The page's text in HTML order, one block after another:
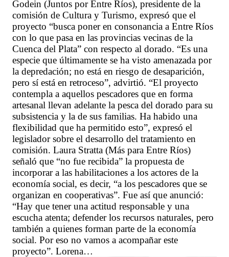
Godein (Juntos por Entre Ríos), presidente de la
comisión de Cultura y Turismo, expresó que el
proyecto “busca poner en consonancia a Entre Ríos
con lo que pasa en las provincias vecinas de la
Cuenca del Plata” con respecto al dorado. “Es una
especie que últimamente se ha visto amenazada por
la depredación; no está en riesgo de desaparición,
pero sí está en retroceso”, advirtió. “El proyecto
contempla a aquellos pescadores que en forma
artesanal llevan adelante la pesca del dorado para su
subsistencia y la de sus familias. Ha habido una
flexibilidad que ha permitido esto”, expresó el
legislador sobre el desarrollo del tratamiento en
comisión. Laura Stratta (Más para Entre Ríos)
señaló que “no fue recibida” la propuesta de
incorporar a las habilitaciones a los actores de la
economía social, es decir, “a los pescadores que se
organizan en cooperativas”. Fue así que anunció:
“Hay que tener una actitud responsable y una
escucha atenta; defender los recursos naturales, pero
también a quienes forman parte de la economía
social. Por eso no vamos a acompañar este
proyecto”. Lorena…